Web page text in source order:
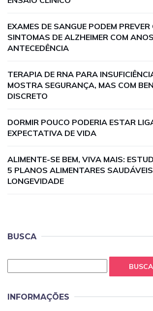
EXAMES DE SANGUE PODEM
SINTOMAS DE ALZHEIMER COM
ANTECEDÊNCIA
TERAPIA DE RNA PARA
MOSTRA SEGURANÇA, MAS COM
DISCRETO
DORMIR POUCO PODERIA ESTAR
EXPECTATIVA DE VIDA
ALIMENTE-SE BEM, VIVA MAIS:
5 PLANOS ALIMENTARES
LONGEVIDADE
BUSCA
INFORMAÇÕES